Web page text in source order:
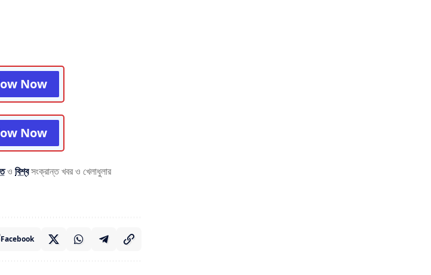
Now
Now
ও বিশ্বসংক্রান্ত খবর ও খেলাধুলার
Facebook